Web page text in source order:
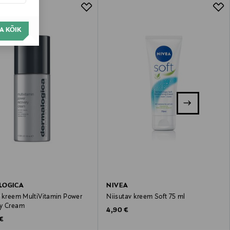
KÕIK
kreem MultiVitamin Power
Cream
NIVEA
Niisutav kreem Soft 75 ml
Original Price
4,90 €